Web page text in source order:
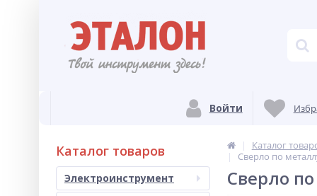
Войти
Каталог товаров
Электроинструмент
Каталог
Сверло по
Сверло